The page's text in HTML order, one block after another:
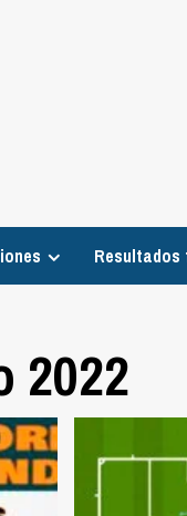
Resultados
2022